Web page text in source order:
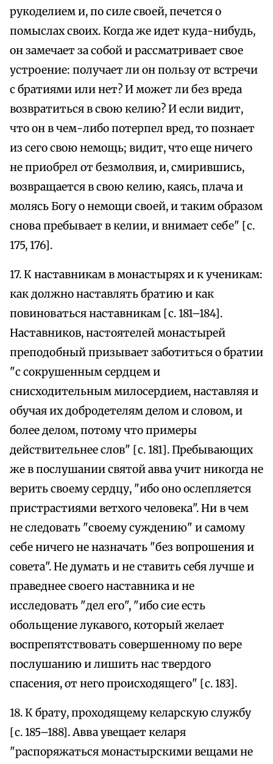
рукоделием и, по силе своей, печется о
помыслах своих. Когда же идет куда-нибудь,
он замечает за собой и рассматривает свое
устроение: получает ли он пользу от встречи
с братиями или нет? И может ли без вреда
возвратиться в свою келию? И если видит,
что он в чем-либо потерпел вред, то познает
из сего свою немощь; видит, что еще ничего
не приобрел от безмолвия, и, смирившись,
возвращается в свою келию, каясь, плача и
молясь Богу о немощи своей, и таким образом
снова пребывает в келии, и внимает себе" [с.
175, 176].
17. К наставникам в монастырях и к ученикам:
как должно наставлять братию и как
повиноваться наставникам [с. 181–184].
Наставников, настоятелей монастырей
преподобный призывает заботиться о братии
"с сокрушенным сердцем и
снисходительным милосердием, наставляя и
обучая их добродетелям делом и словом, и
более делом, потому что примеры
действительнее слов" [с. 181]. Пребывающих
же в послушании святой авва учит никогда не
верить своему сердцу, "ибо оно ослепляется
пристрастиями ветхого человека". Ни в чем
не следовать "своему суждению" и самому
себе ничего не назначать "без вопрошения и
совета". Не думать и не ставить себя лучше и
праведнее своего наставника и не
исследовать "дел его", "ибо сие есть
обольщение лукавого, который желает
воспрепятствовать совершенному по вере
послушанию и лишить нас твердого
спасения, от него происходящего" [с. 183].
18. К брату, проходящему келарскую службу
[с. 185–188]. Авва увещает келаря
"распоряжаться монастырскими вещами не